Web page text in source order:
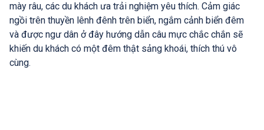
mày râu, các du khách ưa trải nghiệm yêu thích. Cảm giác
ngồi trên thuyền lênh đênh trên biển, ngắm cảnh biển đêm
và được ngư dân ở đây hướng dẫn câu mực chắc chắn sẽ
khiến du khách có một đêm thật sảng khoái, thích thú vô
cùng.